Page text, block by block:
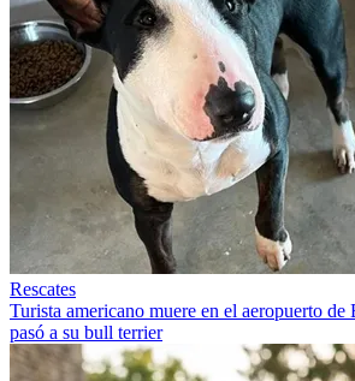
Rescates
Turista americano muere en el aeropuerto de
pasó a su bull terrier